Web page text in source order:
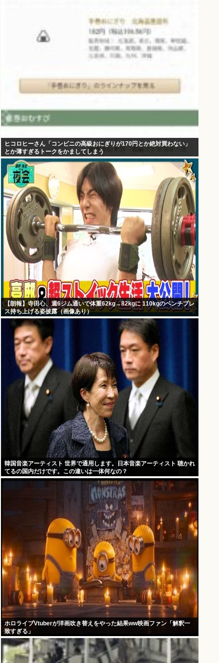
ヒコロヒーさん「コンビニの高級おにぎりが170円とか絶対買わない」
とか薄すぎるトークをかましてしまう
【朗報】寺田心、週6ジム通いで体重62kg→82kgに 110kgのベンチプレ
ス持ち上げる姿披露（画像あり）
韓国音楽アーティスト 世界で通用します。日本音楽アーティスト 聴かれ
てるの国内だけです。この違いは一体何なの？
ホロライブVtuberが洋画吹き替えをやった結果ww映画ファン「解釈一
致すぎる」